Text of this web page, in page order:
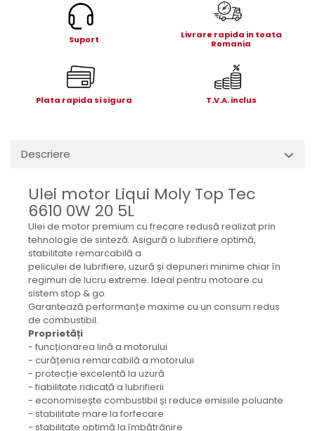
Bolturi, role si bucse
Cilindri si burdufe
Pompe si motoare electrice
Hidraulica
electrice
Role, bucsi si bolturi
BEHRENS
Bolturi - role - bucse
Burdufe si cilindri
Mecanice
Electrice
Hidraulice
Motoare electrice si pompe
SÖRENSEN
Mecanice
Electrice
Hidraulice
Cilindri hidraulici si burdufe
Suport
Livrare rapida in toata
Romania
Plata rapida si sigura T.V.A. inclus
Descriere
Ulei motor Liqui Moly Top Tec
6610 0W 20 5L
Ulei de motor premium cu frecare redusă realizat prin
tehnologie de sinteză. Asigură o lubrifiere optimă,
stabilitate remarcabilă a
peliculei de lubrifiere, uzură și depuneri minime chiar în
regimuri de lucru extreme. Ideal pentru motoare cu
sistem stop & go.
Garantează performanțe maxime cu un consum redus
de combustibil.
Proprietăți
- funcționarea lină a motorului
- curățenia remarcabilă a motorului
- protecție excelentă la uzură
- fiabilitate ridicată a lubrifierii
- economisește combustibil și reduce emisiile poluante
- stabilitate mare la forfecare
- stabilitate optimă la îmbătrânire